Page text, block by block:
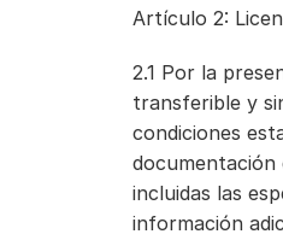
Artículo 2:
2.1 Por la
transferible y
condiciones
documentación
incluidas las
información